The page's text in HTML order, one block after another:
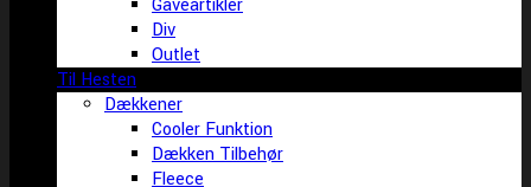
Gaveartikler
Div
Outlet
Til Hesten
Dækkener
Cooler Funktion
Dækken Tilbehør
Fleece